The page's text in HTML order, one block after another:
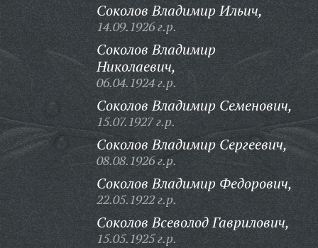
Соколов Владимир Ильич,
14.09.1926 г.р.
Соколов Владимир
Николаевич,
06.04.1924 г.р.
Соколов Владимир Семенович,
15.07.1927 г.р.
Соколов Владимир Сергеевич,
08.08.1926 г.р.
Соколов Владимир Федорович,
22.05.1922 г.р.
Соколов Всеволод Гаврилович,
15.05.1925 г.р.